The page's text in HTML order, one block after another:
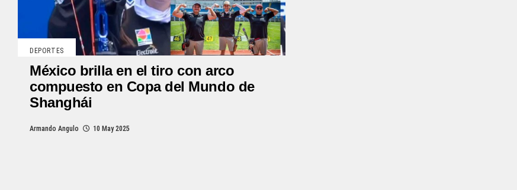
DEPORTES
México brilla en el tiro con arco
compuesto en Copa del Mundo de
Shanghái
Armando Angulo 10 May 2025